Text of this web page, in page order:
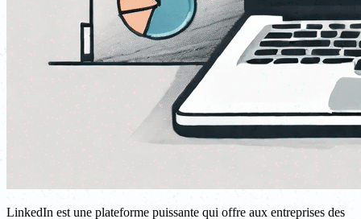
LinkedIn est une plateforme puissante qui offre aux entreprises des